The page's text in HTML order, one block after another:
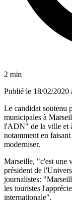
2 min
Publié le 18/02/2020
Le candidat soutenu
municipales à
l'ADN" de la ville et
notamment en
moderniser.
Marseille, "c'est une
président de
journalistes:
les touristes
internationale".